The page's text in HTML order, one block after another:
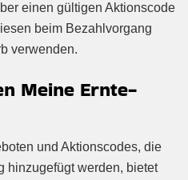
einen gültigen Aktionscode
beim Bezahlvorgang
verwenden.
Meine Ernte-
und Aktionscodes, die
hinzugefügt werden, bietet